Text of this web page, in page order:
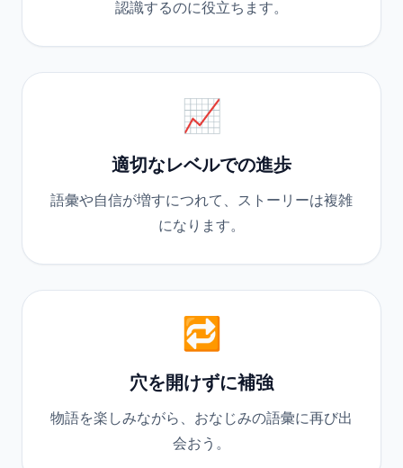
認識するのに役立ちます。
📈
適切なレベルでの進歩
語彙や自信が増すにつれて、ストーリーは複雑
になります。
🔁
穴を開けずに補強
物語を楽しみながら、おなじみの語彙に再び出
会おう。